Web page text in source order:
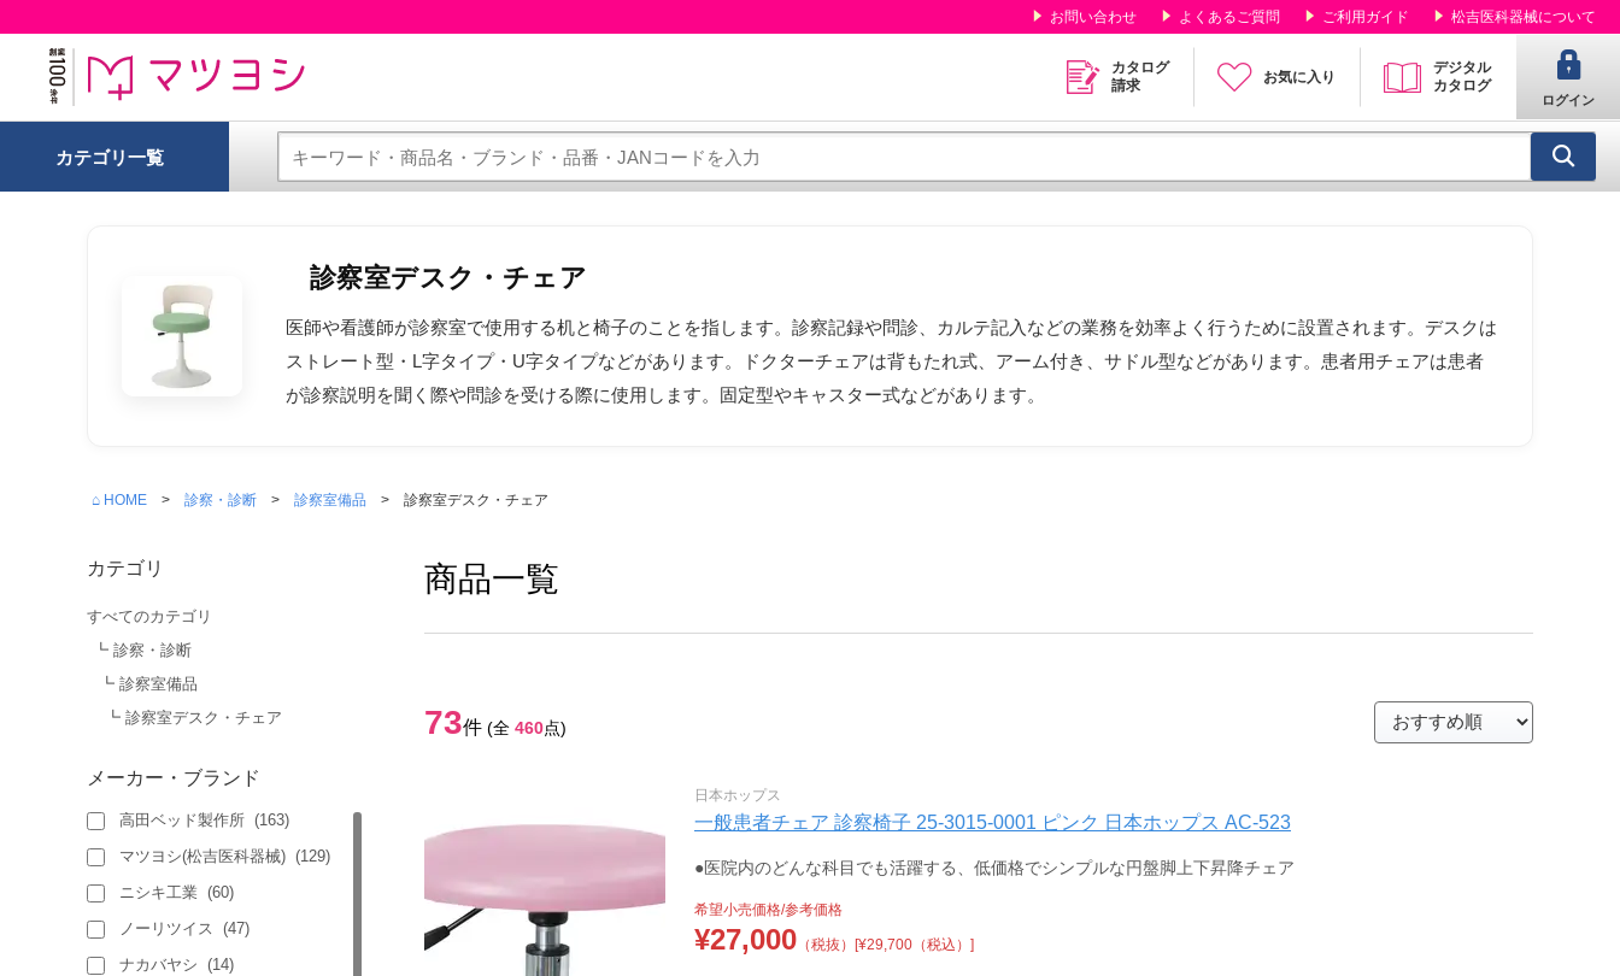
お問い合わせ よくあるご質問 ご利用ガイド 松吉医科器械について
カタログ
請求
お気に入り
デジタル
カタログ
ログイン
カテゴリ一覧
診察室デスク・チェア
医師や看護師が診察室で使用する机と椅子のことを指します。診察記録や問診、カルテ記入などの業務を効率よく行うために設置されます。デスクは
ストレート型・L字タイプ・U字タイプなどがあります。ドクターチェアは背もたれ式、アーム付き、サドル型などがあります。患者用チェアは患者
が診察説明を聞く際や問診を受ける際に使用します。固定型やキャスター式などがあります。
⌂ HOME 診察・診断 診察室備品 診察室デスク・チェア
商品一覧
73件 (全 460点)
日本ホップス
一般患者チェア 診察椅子 25-3015-0001 ピンク 日本ホップス AC-523
●医院内のどんな科目でも活躍する、低価格でシンプルな円盤脚上下昇降チェア
希望小売価格/参考価格
¥27,000 （税抜） [¥29,700（税込）]
カテゴリ
すべてのカテゴリ
┗ 診察・診断
┗ 診察室備品
┗ 診察室デスク・チェア
メーカー・ブランド
高田ベッド製作所 (163)
マツヨシ(松吉医科器械) (129)
ニシキ工業 (60)
ノーリツイス (47)
ナカバヤシ (14)